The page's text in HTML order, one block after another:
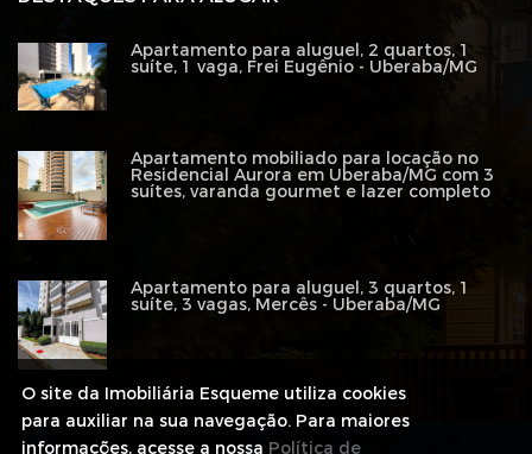
Apartamento para aluguel, 2 quartos, 1
suíte, 1 vaga, Frei Eugênio - Uberaba/MG
Apartamento mobiliado para locação no
Residencial Aurora em Uberaba/MG com 3
suítes, varanda gourmet e lazer completo
Apartamento para aluguel, 3 quartos, 1
suíte, 3 vagas, Mercês - Uberaba/MG
O site da Imobiliária Esqueme utiliza cookies
para auxiliar na sua navegação. Para maiores
informações, acesse a nossa Política de